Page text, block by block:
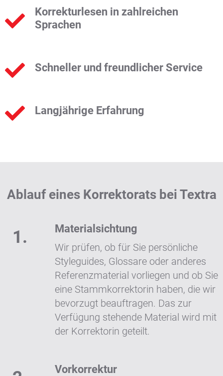
Korrekturlesen in zahlreichen
Sprachen
Schneller und freundlicher Service
Langjährige Erfahrung
Ablauf eines Korrektorats bei Textra
Materialsichtung
Wir prüfen, ob für Sie persönliche
Styleguides, Glossare oder anderes
Referenzmaterial vorliegen und ob Sie
eine Stammkorrektorin haben, die wir
bevorzugt beauftragen. Das zur
Verfügung stehende Material wird mit
der Korrektorin geteilt.
Vorkorrektur